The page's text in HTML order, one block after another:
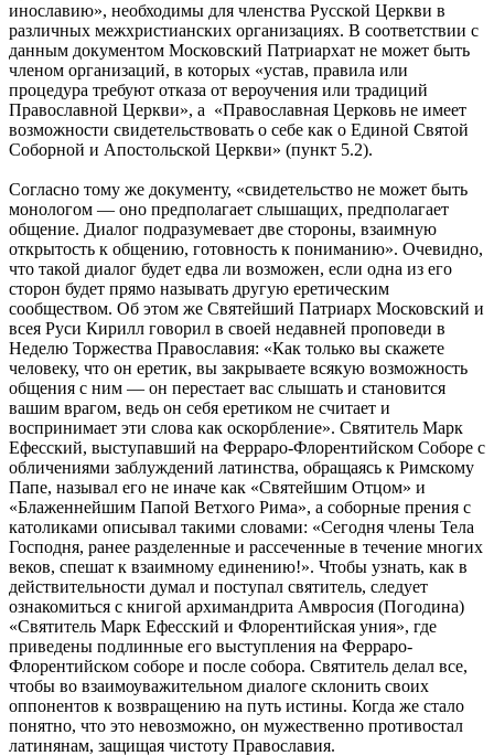
инославию», необходимы для членства Русской Церкви в
различных межхристианских организациях. В соответствии с
данным документом Московский Патриархат не может быть
членом организаций, в которых «устав, правила или
процедура требуют отказа от вероучения или традиций
Православной Церкви», а «Православная Церковь не имеет
возможности свидетельствовать о себе как о Единой Святой
Соборной и Апостольской Церкви» (пункт 5.2).
Согласно тому же документу, «свидетельство не может быть
монологом — оно предполагает слышащих, предполагает
общение. Диалог подразумевает две стороны, взаимную
открытость к общению, готовность к пониманию». Очевидно,
что такой диалог будет едва ли возможен, если одна из его
сторон будет прямо называть другую еретическим
сообществом. Об этом же Святейший Патриарх Московский и
всея Руси Кирилл говорил в своей недавней проповеди в
Неделю Торжества Православия: «Как только вы скажете
человеку, что он еретик, вы закрываете всякую возможность
общения с ним — он перестает вас слышать и становится
вашим врагом, ведь он себя еретиком не считает и
воспринимает эти слова как оскорбление». Святитель Марк
Ефесский, выступавший на Ферраро-Флорентийском Соборе с
обличениями заблуждений латинства, обращаясь к Римскому
Папе, называл его не иначе как «Святейшим Отцом» и
«Блаженнейшим Папой Ветхого Рима», а соборные прения с
католиками описывал такими словами: «Сегодня члены Тела
Господня, ранее разделенные и рассеченные в течение многих
веков, спешат к взаимному единению!». Чтобы узнать, как в
действительности думал и поступал святитель, следует
ознакомиться с книгой архимандрита Амвросия (Погодина)
«Святитель Марк Ефесский и Флорентийская уния», где
приведены подлинные его выступления на Ферраро-
Флорентийском соборе и после собора. Святитель делал все,
чтобы во взаимоуважительном диалоге склонить своих
оппонентов к возвращению на путь истины. Когда же стало
понятно, что это невозможно, он мужественно противостал
латинянам, защищая чистоту Православия.